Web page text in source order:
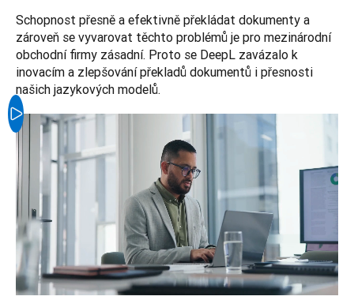
Schopnost přesně a efektivně překládat dokumenty a
zároveň se vyvarovat těchto problémů je pro mezinárodní
obchodní firmy zásadní. Proto se DeepL zavázalo k
inovacím a zlepšování překladů dokumentů i přesnosti
našich jazykových modelů.